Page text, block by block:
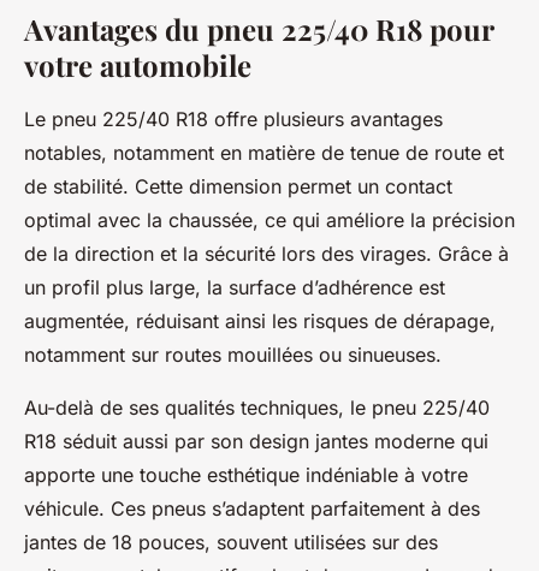
Avantages du pneu 225/40 R18 pour
votre automobile
Le pneu 225/40 R18 offre plusieurs avantages
notables, notamment en matière de tenue de route et
de stabilité. Cette dimension permet un contact
optimal avec la chaussée, ce qui améliore la précision
de la direction et la sécurité lors des virages. Grâce à
un profil plus large, la surface d’adhérence est
augmentée, réduisant ainsi les risques de dérapage,
notamment sur routes mouillées ou sinueuses.
Au-delà de ses qualités techniques, le pneu 225/40
R18 séduit aussi par son design jantes moderne qui
apporte une touche esthétique indéniable à votre
véhicule. Ces pneus s’adaptent parfaitement à des
jantes de 18 pouces, souvent utilisées sur des